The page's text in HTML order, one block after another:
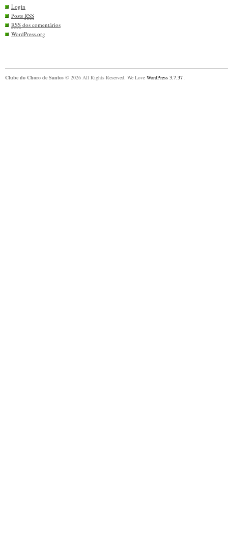
Login
Posts RSS
RSS dos comentários
WordPress.org
Clube do Choro de Santos © 2026 All Rights Reserved. We Love WordPress 3.7.37 .